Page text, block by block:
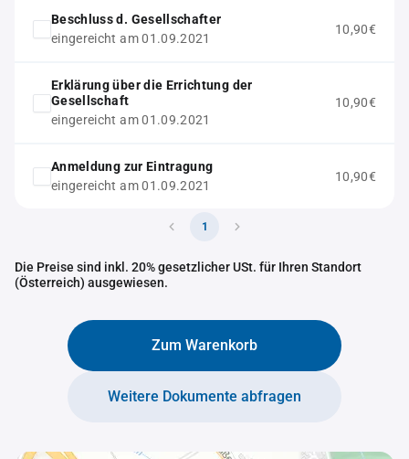
Beschluss d. Gesellschafter
eingereicht am 01.09.2021
10,90€
Erklärung über die Errichtung der
Gesellschaft
eingereicht am 01.09.2021
10,90€
Anmeldung zur Eintragung
eingereicht am 01.09.2021
10,90€
1
Die Preise sind inkl. 20% gesetzlicher USt. für Ihren Standort
(Österreich) ausgewiesen.
Zum Warenkorb
Weitere Dokumente abfragen